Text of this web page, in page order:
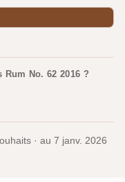
No. 62 2016 ?
· au 7 janv. 2026